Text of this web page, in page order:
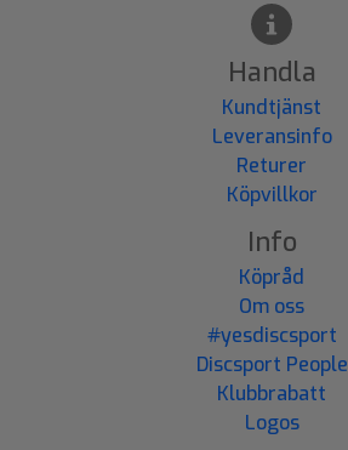
Handla
Kundtjänst
Leveransinfo
Returer
Köpvillkor
Info
Köpråd
Om oss
#yesdiscsport
Discsport People
Klubbrabatt
Logos